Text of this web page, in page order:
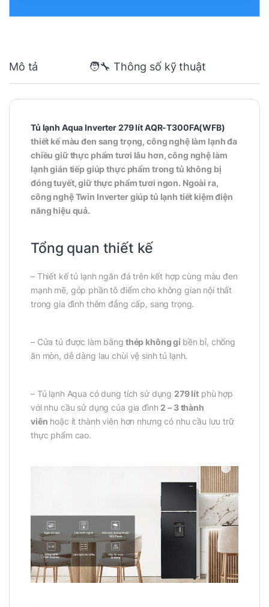
Mô tả 🧑‍🔧 Thông số kỹ thuật
Tủ lạnh Aqua Inverter 279 lít AQR-T300FA(WFB)
thiết kế màu đen sang trọng, công nghệ làm lạnh đa
chiều giữ thực phẩm tươi lâu hơn, công nghệ làm
lạnh gián tiếp giúp thực phẩm trong tủ không bị
đóng tuyết, giữ thực phẩm tươi ngon. Ngoài ra,
công nghệ Twin Inverter giúp tủ lạnh tiết kiệm điện
năng hiệu quả.
Tổng quan thiết kế
– Thiết kế tủ lạnh ngăn đá trên kết hợp cùng màu đen
mạnh mẽ, góp phần tô điểm cho không gian nội thất
trong gia đình thêm đẳng cấp, sang trọng.
– Cửa tủ được làm bằng thép không gỉ bền bỉ, chống
ăn mòn, dễ dàng lau chùi vệ sinh tủ lạnh.
– Tủ lạnh Aqua có dung tích sử dụng 279 lít phù hợp
với nhu cầu sử dụng của gia đình2 – 3 thành
viên hoặc ít thành viên hơn nhưng có nhu cầu lưu trữ
thực phẩm cao.